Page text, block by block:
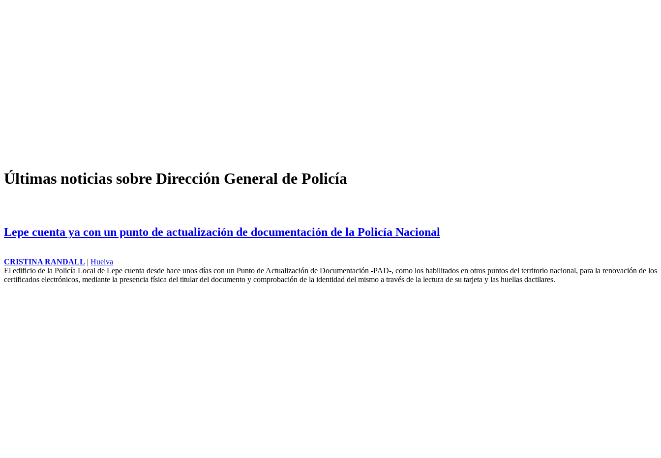
Últimas noticias sobre Dirección General de Policía
Lepe cuenta ya con un punto de actualización de documentación de la Policía Nacional
CRISTINA RANDALL | Huelva
El edificio de la Policía Local de Lepe cuenta desde hace unos días con un Punto de Actualización de Documentación -PAD-, como los habilitados en otros puntos del territorio nacional, para la renovación de los
certificados electrónicos, mediante la presencia física del titular del documento y comprobación de la identidad del mismo a través de la lectura de su tarjeta y las huellas dactilares.